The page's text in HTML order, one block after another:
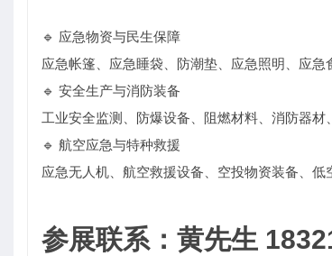
🔹 应急物资与民生保障
应急帐篷、应急睡袋、防潮垫、应急照明、应
🔹 安全生产与消防装备
工业安全监测、防爆设备、阻燃材料、消防器材
🔹 航空应急与特种救援
应急无人机、航空救援设备、空投物资装备、低
参展联系：黄先生